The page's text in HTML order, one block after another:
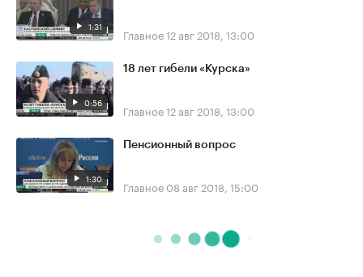
1:31 Главное12 авг 2018, 13:00
0:56
18 лет гибели «Курска»
Главное12 авг 2018, 13:00
1:30
Пенсионный вопрос
Главное 08 авг 2018, 15:00